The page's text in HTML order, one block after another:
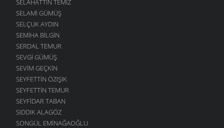
SELAMI GÜMÜŞ
SELÇUK AYDIN
SEMIHA BILGIN
SERDAL TEMUR
SEVGI GÜMÜŞ
SEVIM GEÇKIN
SEYFETTIN ÖZIŞIK
SEYFETTIN TEMUR
SEYFIDAR TABAN
SIDDIK ALAGÖZ
SONGÜL EMINAĞAOĞLU